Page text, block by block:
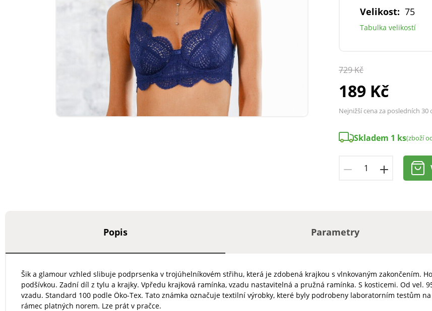
Velikost: 75
Tabulka velikostí
729 Kč
189 Kč
Nejnižší cena za posledních 30
Skladem 1 ks(zboží
Popis Parametry
Šik a glamour vzhled slibuje podprsenka v trojúhelníkovém střihu, která je zdobená krajkou s vlnkovaným zakončením.
podšívkou. Zadní díl z tylu a krajky. Vpředu krajková ramínka, vzadu nastavitelná a pružná ramínka. S kosticemi. Od vel.
vzadu. Standard 100 podle Öko-Tex. Tato známka označuje textilní výrobky, které byly podrobeny laboratorním testům
rámec platných norem. Lze prát v pračce.